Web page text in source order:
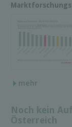
mehr
Noch kein
Österreich